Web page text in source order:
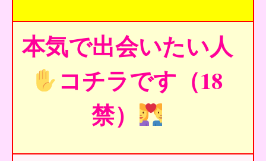
本気で出会いたい人
コチラです（18
禁）